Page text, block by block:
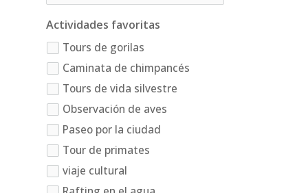
Actividades favoritas
Tours de gorilas
Caminata de chimpancés
Tours de vida silvestre
Observación de aves
Paseo por la ciudad
Tour de primates
viaje cultural